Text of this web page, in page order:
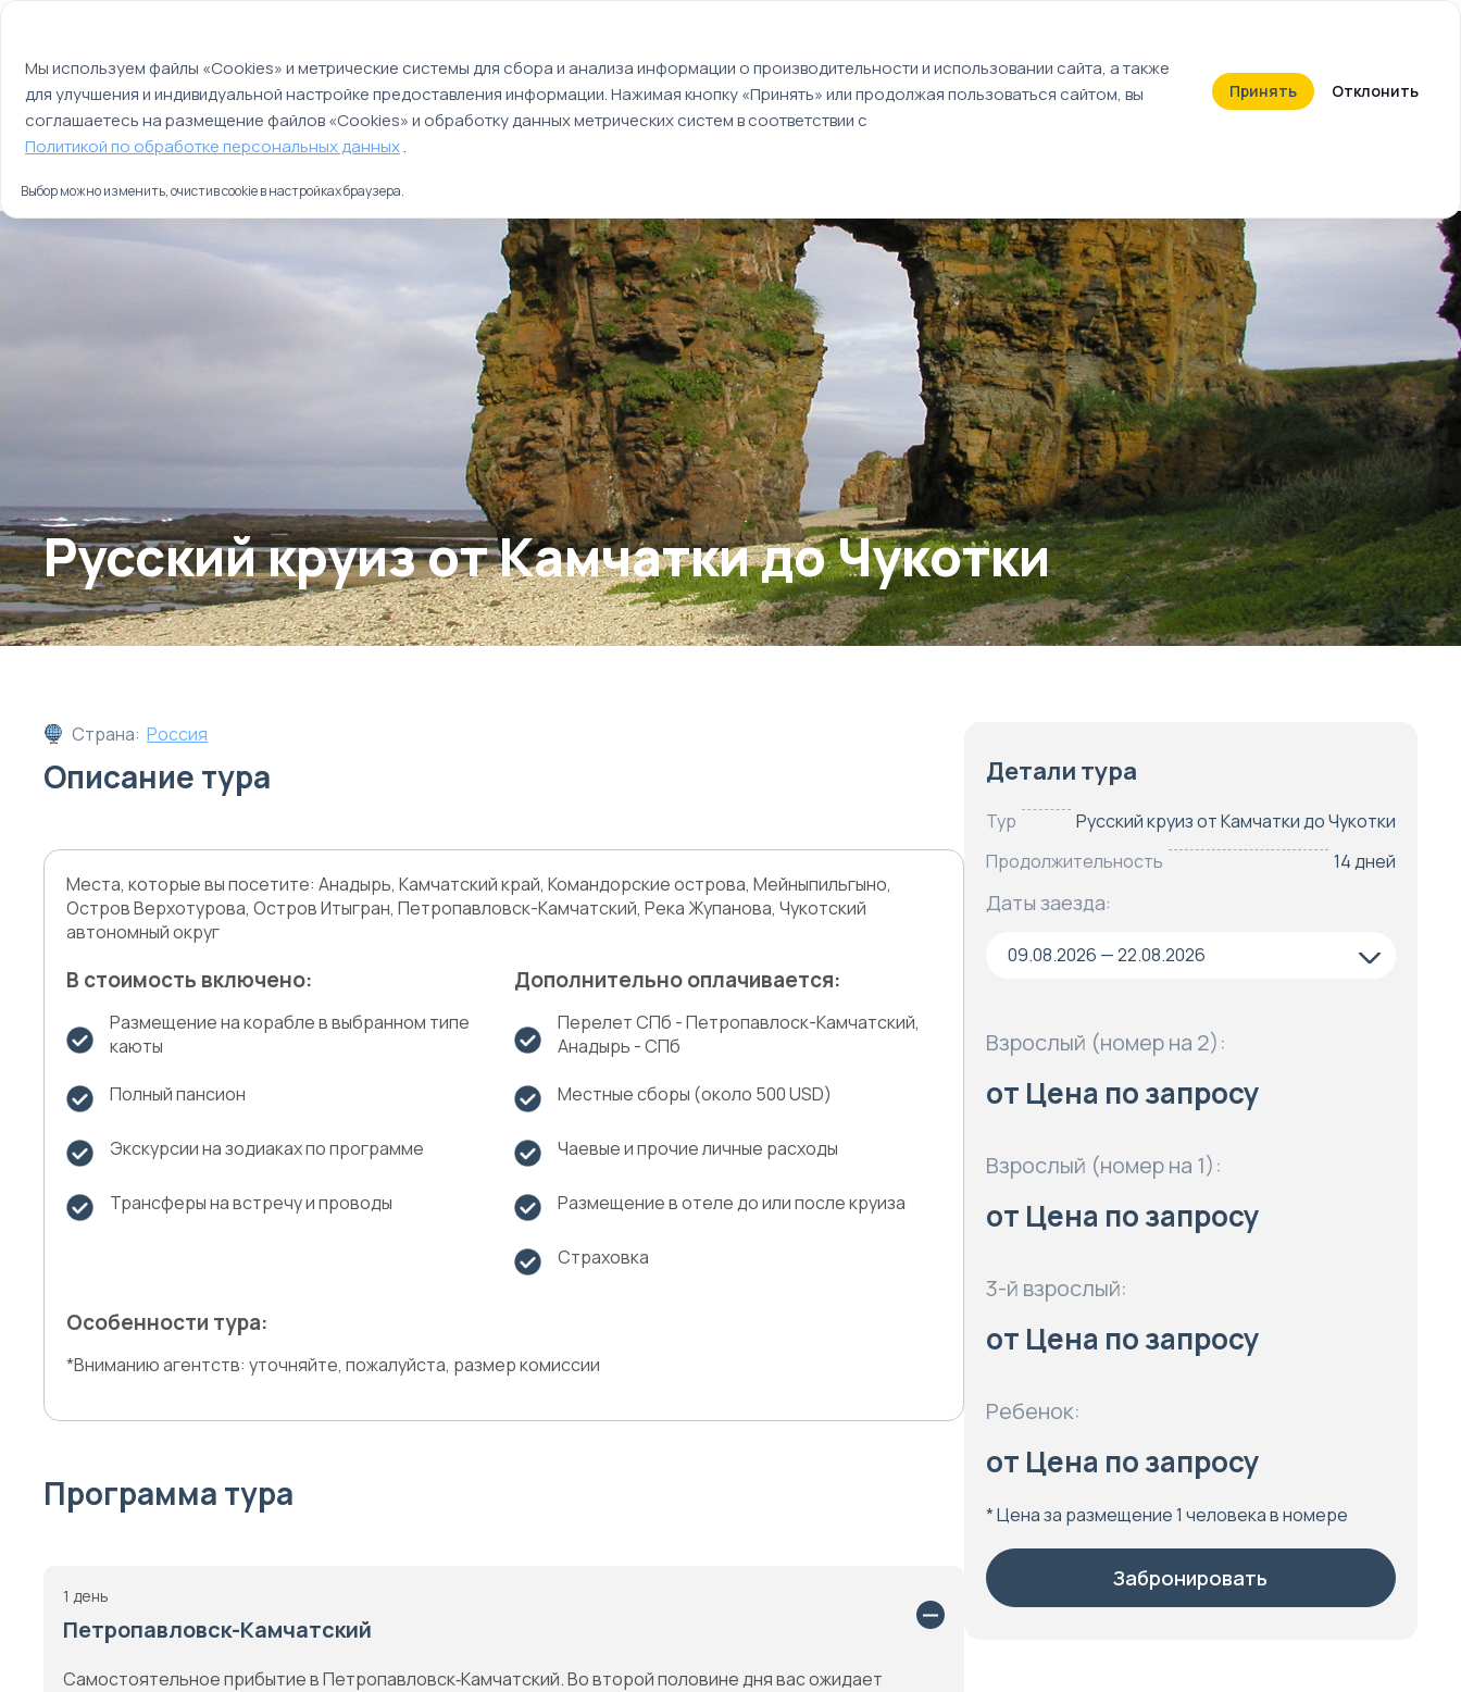
Страны Россия Туры Круизы Идеи путешествий Календарь событий Билеты
Главная
Русский круиз от Камчатки до Чукотки
Русский круиз от Камчатки до Чукотки
Страна: Россия
Описание тура
Места, которые вы посетите: Анадырь, Камчатский край, Командорские острова, Мейныпильгыно,
Остров Верхотурова, Остров Итыгран, Петропавловск-Камчатский, Река Жупанова, Чукотский
автономный округ
В стоимость включено:
Размещение на корабле в выбранном типе
каюты
Полный пансион
Экскурсии на зодиаках по программе
Трансферы на встречу и проводы
Дополнительно оплачивается:
Перелет СПб - Петропавлоск-Камчатский,
Анадырь - СПб
Местные сборы (около 500 USD)
Чаевые и прочие личные расходы
Размещение в отеле до или после круиза
Страховка
Особенности тура:
*Вниманию агентств: уточняйте, пожалуйста, размер комиссии
Программа тура
1 день
Петропавловск-Камчатский
Самостоятельное прибытие в Петропавловск‑Камчатский. Во второй половине дня вас ожидает
Детали тура
Тур
Русский круиз от Камчатки до Чукотки
Продолжительность
14 дней
Даты заезда:
09.08.2026 — 22.08.2026
Взрослый (номер на 2):
от Цена по запросу
Взрослый (номер на 1):
от Цена по запросу
3-й взрослый:
от Цена по запросу
Ребенок:
от Цена по запросу
* Цена за размещение 1 человека в номере
Забронировать
Мы используем файлы «Cookies» и метрические системы для сбора и анализа информации о производительности и использовании сайта, а также
для улучшения и индивидуальной настройке предоставления информации. Нажимая кнопку «Принять» или продолжая пользоваться сайтом, вы
соглашаетесь на размещение файлов «Cookies» и обработку данных метрических систем в соответствии с
Политикой по обработке персональных данных.
Принять Отклонить
Выбор можно изменить, очистив cookie в настройках браузера.